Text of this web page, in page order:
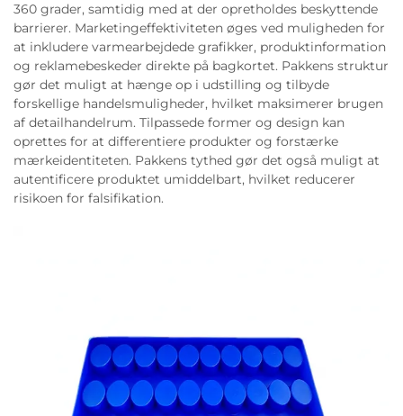
360 grader, samtidig med at der opretholdes beskyttende
barrierer. Marketingeffektiviteten øges ved muligheden for
at inkludere varmearbejdede grafikker, produktinformation
og reklamebeskeder direkte på bagkortet. Pakkens struktur
gør det muligt at hænge op i udstilling og tilbyde
forskellige handelsmuligheder, hvilket maksimerer brugen
af detailhandelrum. Tilpassede former og design kan
oprettes for at differentiere produkter og forstærke
mærkeidentiteten. Pakkens tythed gør det også muligt at
autentificere produktet umiddelbart, hvilket reducerer
risikoen for falsifikation.